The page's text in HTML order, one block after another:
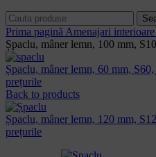
Prima pagină Amenajari interioare
Șpaclu, mâner lemn, 100 mm,
Șpaclu, mâner lemn, 60 mm,
prețurile
Back to products
Șpaclu, mâner lemn, 120 mm,
prețurile